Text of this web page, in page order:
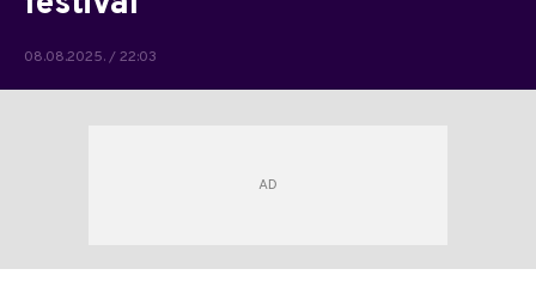
08.08.2025. / 22:03